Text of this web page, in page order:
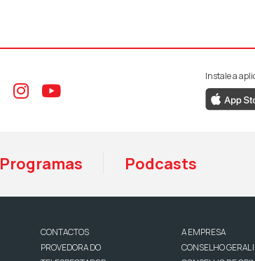
Aceder ao Facebook da RTP
Aceder ao Instagram da
Aceder ao YouTube da
Instale a
Programas Podcasts
CONTACTOS
PROVEDORA DO
A EMPRESA
CONSELHO